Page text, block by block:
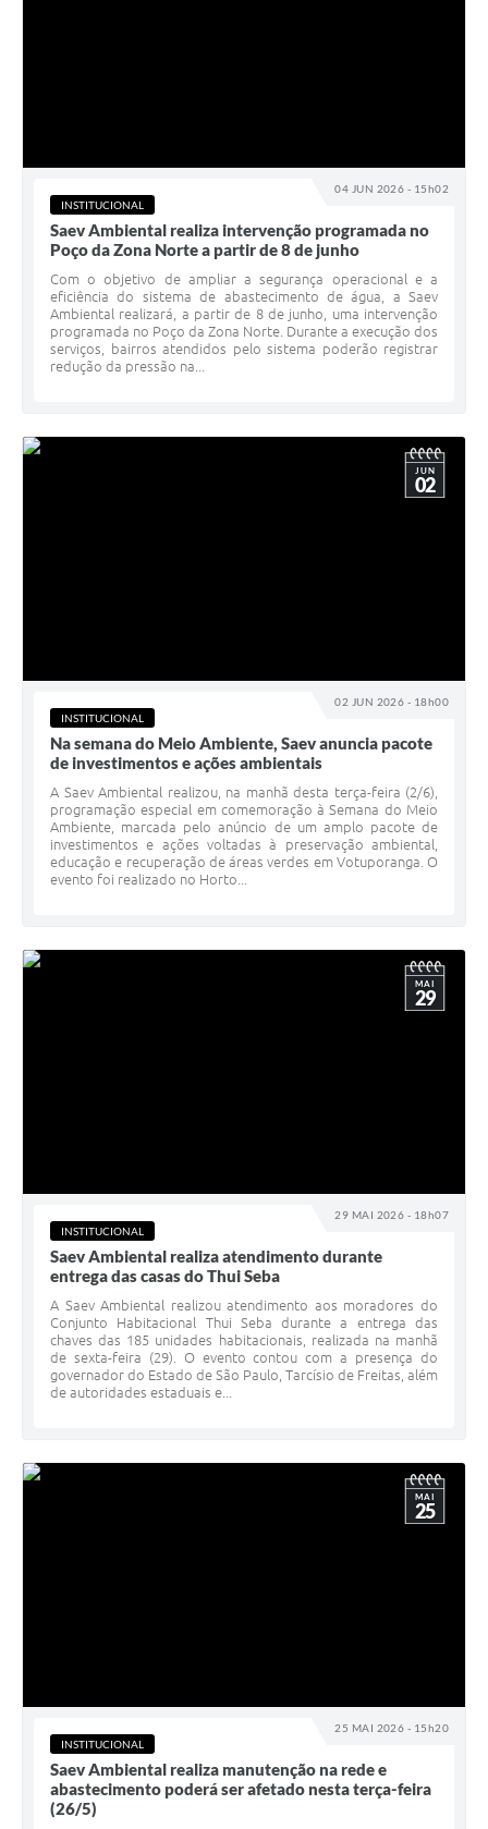
04 JUN 2026 - 15h02
INSTITUCIONAL
Saev Ambiental realiza intervenção programada no
Poço da Zona Norte a partir de 8 de junho
Com o objetivo de ampliar a segurança operacional e a
eficiência do sistema de abastecimento de água, a Saev
Ambiental realizará, a partir de 8 de junho, uma intervenção
programada no Poço da Zona Norte. Durante a execução dos
serviços, bairros atendidos pelo sistema poderão registrar
redução da pressão na...
02 JUN 2026 - 18h00
JUN
02
INSTITUCIONAL
Na semana do Meio Ambiente, Saev anuncia pacote
de investimentos e ações ambientais
A Saev Ambiental realizou, na manhã desta terça-feira (2/6),
programação especial em comemoração à Semana do Meio
Ambiente, marcada pelo anúncio de um amplo pacote de
investimentos e ações voltadas à preservação ambiental,
educação e recuperação de áreas verdes em Votuporanga. O
evento foi realizado no Horto...
29 MAI 2026 - 18h07
MAI
29
INSTITUCIONAL
Saev Ambiental realiza atendimento durante
entrega das casas do Thui Seba
A Saev Ambiental realizou atendimento aos moradores do
Conjunto Habitacional Thui Seba durante a entrega das
chaves das 185 unidades habitacionais, realizada na manhã
de sexta-feira (29). O evento contou com a presença do
governador do Estado de São Paulo, Tarcísio de Freitas, além
de autoridades estaduais e...
25 MAI 2026 - 15h20
MAI
25
INSTITUCIONAL
Saev Ambiental realiza manutenção na rede e
abastecimento poderá ser afetado nesta terça-feira
(26/5)